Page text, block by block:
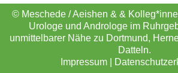
© Meschede / Aeishen & &
Urologe und Androloge im
unmittelbarer Nähe zu Dortmund,
Datteln.
Impressum